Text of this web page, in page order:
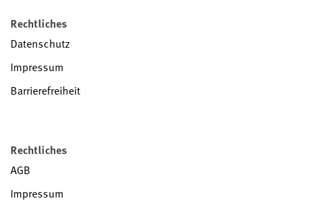
Rechtliches
Datenschutz
Impressum
Barrierefreiheit
Rechtliches
AGB
Impressum